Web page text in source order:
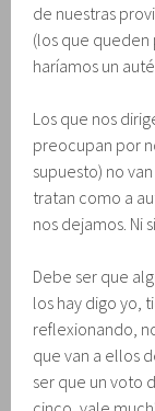
de nuestras
(los que queden
haríamos un
Los que nos
preocupan por
supuesto) no
tratan como a
nos dejamos. Ni
Debe ser que
los hay digo yo,
reflexionando,
que van a ellos
ser que un voto